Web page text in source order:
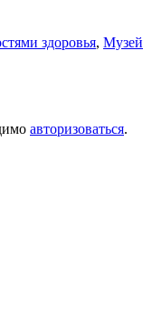
здоровья, Музей
авторизоваться.